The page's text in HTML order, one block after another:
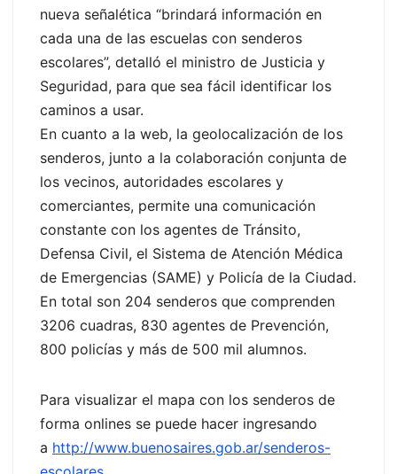
nueva señalética “brindará información en
cada una de las escuelas con senderos
escolares”, detalló el ministro de Justicia y
Seguridad, para que sea fácil identificar los
caminos a usar.
En cuanto a la web, la geolocalización de los
senderos, junto a la colaboración conjunta de
los vecinos, autoridades escolares y
comerciantes, permite una comunicación
constante con los agentes de Tránsito,
Defensa Civil, el Sistema de Atención Médica
de Emergencias (SAME) y Policía de la Ciudad.
En total son 204 senderos que comprenden
3206 cuadras, 830 agentes de Prevención,
800 policías y más de 500 mil alumnos.
Para visualizar el mapa con los senderos de
forma onlines se puede hacer ingresando
a http://www.buenosaires.gob.ar/senderos-